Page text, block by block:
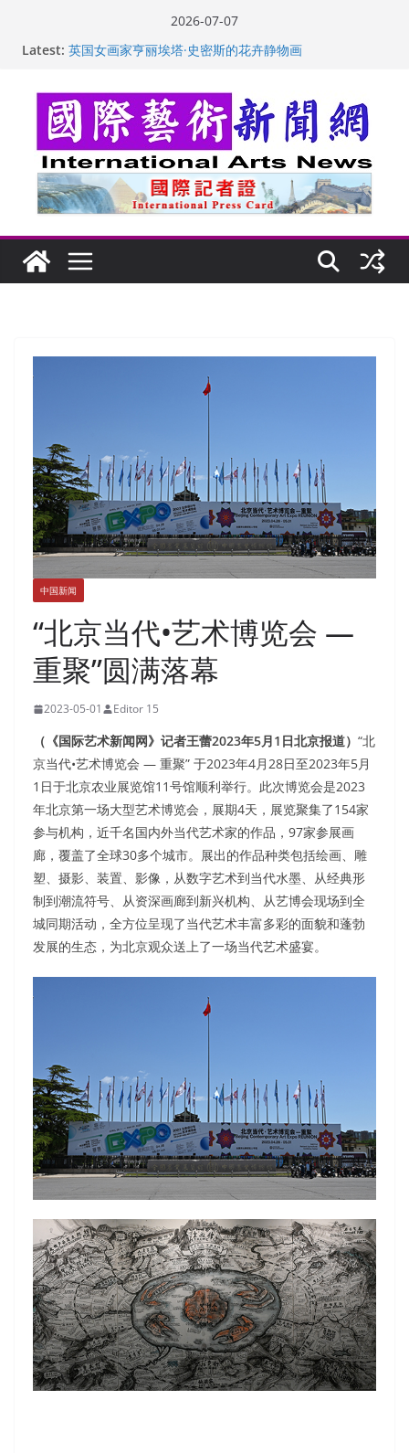
2026-07-07
Latest: 英国女画家亨丽埃塔·史密斯的花卉静物画
美国人
玛丽安娜·卡拉切娃的绘画：幽默和难以言喻的快乐
苏方 ：“字”得其乐
中国新闻
“北京当代•艺术博览会 —
重聚”圆满落幕
2023-05-01 Editor 15
（《国际艺术新闻网》记者王蕾2023年5月1日北京报道） “北
京当代•艺术博览会 — 重聚” 于2023年4月28日至2023年5月
1日于北京农业展览馆11号馆顺利举行。此次博览会是2023
年北京第一场大型艺术博览会，展期4天，展览聚集了154家
参与机构，近千名国内外当代艺术家的作品，97家参展画
廊，覆盖了全球30多个城市。展出的作品种类包括绘画、雕
塑、摄影、装置、影像，从数字艺术到当代水墨、从经典形
制到潮流符号、从资深画廊到新兴机构、从艺博会现场到全
城同期活动，全方位呈现了当代艺术丰富多彩的面貌和蓬勃
发展的生态，为北京观众送上了一场当代艺术盛宴。